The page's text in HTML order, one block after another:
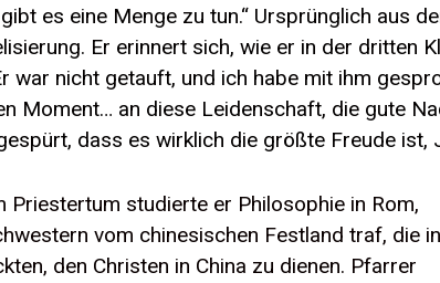
es eine Menge zu tun.“ Ursprünglich aus
Er erinnert sich, wie er in der dritten
war nicht getauft, und ich habe mit ihm
Moment… an diese Leidenschaft, die gute
dass es wirklich die größte Freude ist,
Priestertum studierte er Philosophie in Rom,
vom chinesischen Festland traf, die in
den Christen in China zu dienen. Pfarrer